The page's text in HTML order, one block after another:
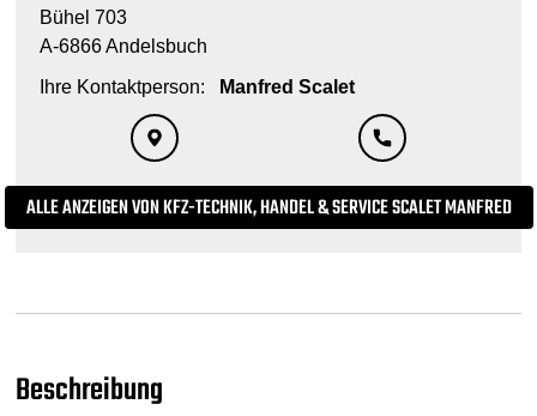
Bühel 703
A-6866 Andelsbuch
Ihre Kontaktperson:
Manfred Scalet
ALLE ANZEIGEN VON KFZ-TECHNIK, HANDEL & SERVICE SCALET MANFRED
Beschreibung